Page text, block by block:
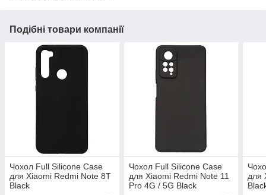
Подібні товари компанії
Чохол Full Silicone Case
для Xiaomi Redmi Note 8T
Black
Чохол Full Silicone Case
для Xiaomi Redmi Note 11
Pro 4G / 5G Black
для